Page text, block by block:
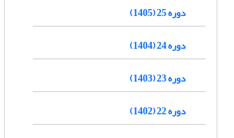
دوره 25 (1405)
دوره 24 (1404)
دوره 23 (1403)
دوره 22 (1402)